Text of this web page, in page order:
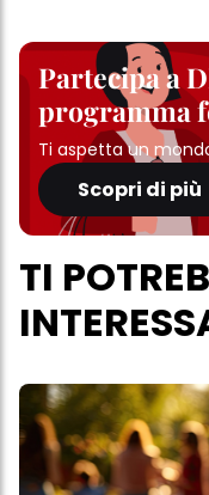
Partecipa a
programma
Ti aspetta un
Scopri di più
TI